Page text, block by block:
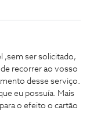
,sem ser solicitado,
recorrer ao vosso
desse serviço.
eu possuía. Mais
o efeito o cartão